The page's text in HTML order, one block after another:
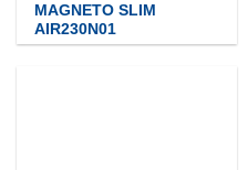
MAGNETO SLIM
AIR230N01